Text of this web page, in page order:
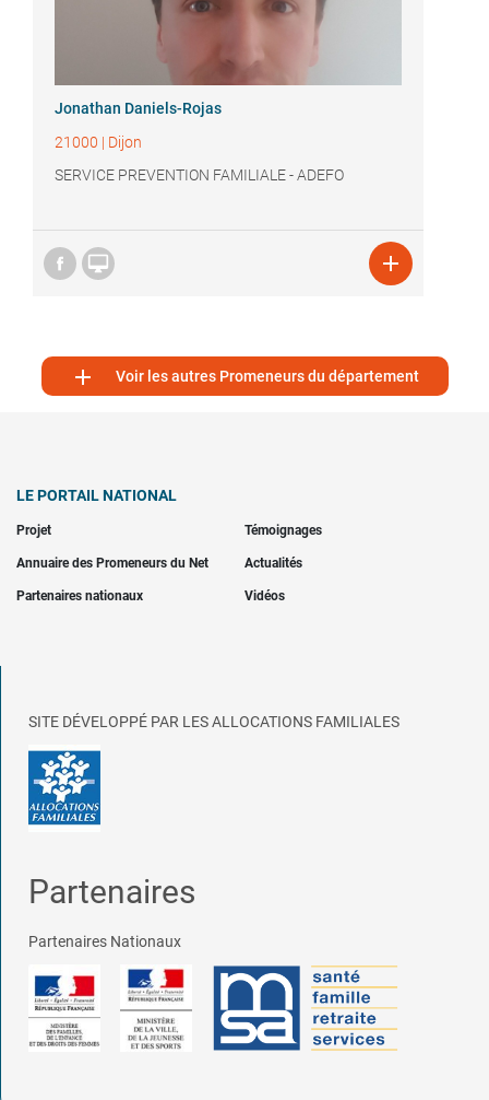
Jonathan Daniels-Rojas
21000 | Dijon
SERVICE PREVENTION FAMILIALE - ADEFO
 
 Voir les autres Promeneurs du département
LE PORTAIL NATIONAL
Projet Témoignages
Annuaire des Promeneurs du Net Actualités
Partenaires nationaux Vidéos
SITE DÉVELOPPÉ PAR LES ALLOCATIONS FAMILIALES
Partenaires
Partenaires Nationaux